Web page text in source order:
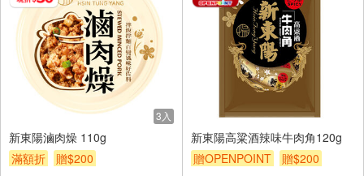
3入
新東陽滷肉燥 110g
滿額折
贈$200
新東陽高粱酒辣味牛肉角120g
贈OPENPOINT
贈$200